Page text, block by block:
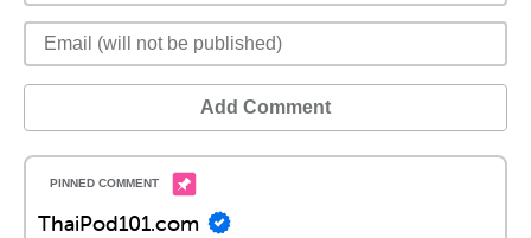
Add Comment
ThaiPod101.com